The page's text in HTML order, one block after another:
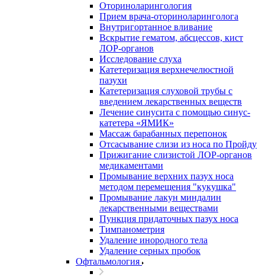
Оториноларингология
Прием врача-оториноларинголога
Внутригортанное вливание
Вскрытие гематом, абсцессов, кист
ЛОР-органов
Исследование слуха
Катетеризация верхнечелюстной
пазухи
Катетеризация слуховой трубы с
введением лекарственных веществ
Лечение синусита с помощью синус-
катетера «ЯМИК»
Массаж барабанных перепонок
Отсасывание слизи из носа по Пройду
Прижигание слизистой ЛОР-органов
медикаментами
Промывание верхних пазух носа
методом перемещения "кукушка"
Промывание лакун миндалин
лекарственными веществами
Пункция придаточных пазух носа
Тимпанометрия
Удаление инородного тела
Удаление серных пробок
Офтальмология